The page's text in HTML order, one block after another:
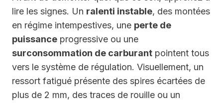
lire les signes. Un ralenti instable, des montées
en régime intempestives, une perte de
puissance progressive ou une
surconsommation de carburant pointent tous
vers le système de régulation. Visuellement, un
ressort fatigué présente des spires écartées de
plus de 2 mm, des traces de rouille ou un